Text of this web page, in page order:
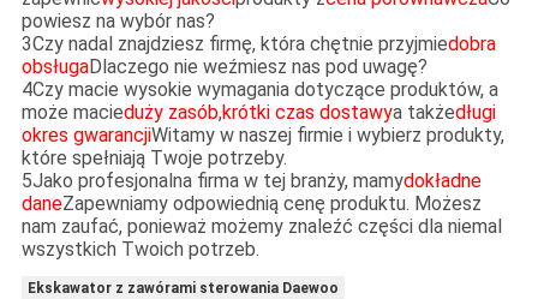
powiesz na wybór nas?
3Czy nadal znajdziesz firmę, która chętnie przyjmiedobra
obsługaDlaczego nie weźmiesz nas pod uwagę?
4Czy macie wysokie wymagania dotyczące produktów, a
może macieduży zasób,krótki czas dostawya takżedługi
okres gwarancjiWitamy w naszej firmie i wybierz produkty,
które spełniają Twoje potrzeby.
5Jako profesjonalna firma w tej branży, mamydokładne
daneZapewniamy odpowiednią cenę produktu. Możesz
nam zaufać, ponieważ możemy znaleźć części dla niemal
wszystkich Twoich potrzeb.
Ekskawator z zawórami sterowania Daewoo